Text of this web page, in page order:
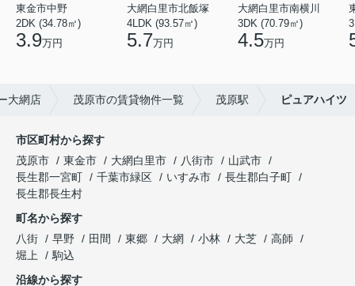
東金市中野
2DK (34.78㎡)
3.9万円
大網白里市北飯塚
4LDK (93.57㎡)
5.7万円
大網白里市南横川
3DK (70.79㎡)
4.5万円
大網店 茂原市の賃貸物件一覧 茂原駅 ピュアハイツ
市区町村から探す
茂原市
東金市 大網白里市 八街市
山武市
長生郡一宮町
千葉市緑区 いすみ市
長生郡白子町
長生郡長生村
町名から探す
八街
早野 田間 東郷 大網 小林 大芝
高師
堀上
駒込
沿線から探す